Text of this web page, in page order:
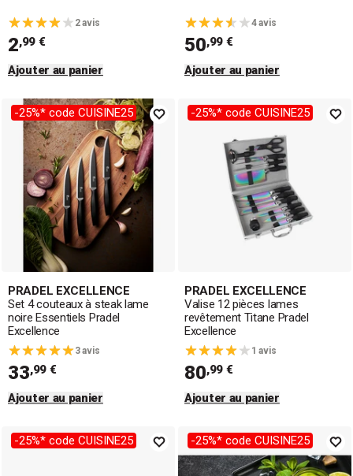
2 avis
2,99 €
Ajouter au panier
4 avis
50,99 €
Ajouter au panier
-25%* code CUISINE25
PRADEL EXCELLENCE
Set 4 couteaux à steak lame
noire Essentiels Pradel
Excellence
3 avis
33,99 €
Ajouter au panier
-25%* code CUISINE25
PRADEL EXCELLENCE
Valise 12 pièces lames
revêtement Titane Pradel
Excellence
1 avis
80,99 €
Ajouter au panier
-25%* code CUISINE25 -25%* code CUISINE25